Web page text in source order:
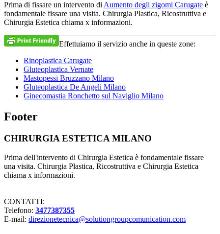
Prima di fissare un intervento diAumento degli zigomi Carugate è
fondamentale fissare una visita. Chirurgia Plastica, Ricostruttiva e
Chirurgia Estetica chiama x informazioni.
Effettuiamo il servizio anche in queste zone:
Rinoplastica Carugate
Gluteoplastica Vernate
Mastopessi Bruzzano Milano
Gluteoplastica De Angeli Milano
Ginecomastia Ronchetto sul Naviglio Milano
Footer
CHIRURGIA ESTETICA MILANO
Prima dell'intervento di Chirurgia Estetica è fondamentale fissare
una visita. Chirurgia Plastica, Ricostruttiva e Chirurgia Estetica
chiama x informazioni.
CONTATTI:
Telefono: 3477387355
E-mail: direzionetecnica@solutiongroupcomunication.com